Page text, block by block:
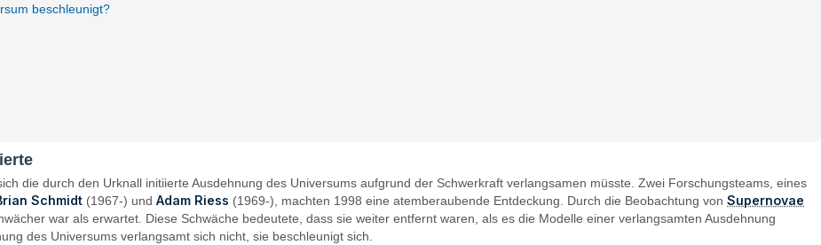
beschleunigt?
die durch den Urknall initiierte Ausdehnung des Universums aufgrund der Schwerkraft verlangsamen müsste. Zwei Forschungsteams, eines
Schmidt (1967-) undAdam Riess (1969-), machten 1998 eine atemberaubende Entdeckung. Durch die Beobachtung vonSupernovae
war als erwartet. Diese Schwäche bedeutete, dass sie weiter entfernt waren, als es die Modelle einer verlangsamten Ausdehnung
des Universums verlangsamt sich nicht, sie beschleunigt sich.